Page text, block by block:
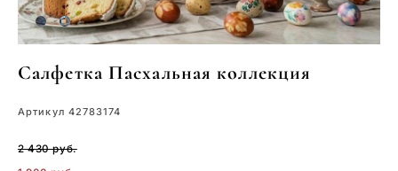
Салфетка Пасхальная коллекция
Артикул 42783174
2 430 pуб.